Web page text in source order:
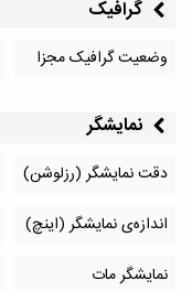
گرافیک
وضعیت گرافیک مجزا
نمایشگر
دقت نمایشگر (رزلوشن)
اندازه‌ی نمایشگر (اینچ)
نمایشگر مات